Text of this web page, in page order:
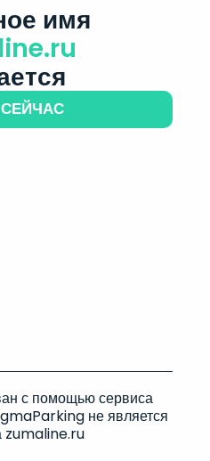
имя
с помощью сервиса
не является
zumaline.ru